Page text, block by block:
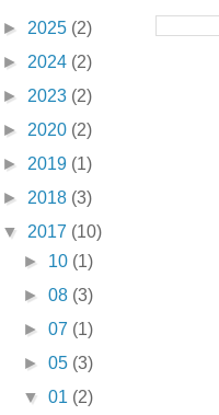
► 2025 (2)
► 2024 (2)
► 2023 (2)
► 2020 (2)
► 2019 (1)
► 2018 (3)
▼ 2017 (10)
► 10 (1)
►08 (3)
►07 (1)
►05 (3)
▼01 (2)